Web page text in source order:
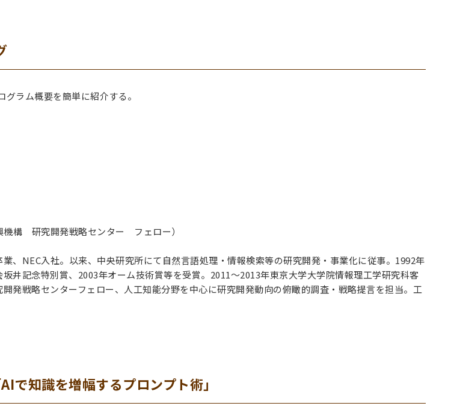
グラム概要を簡単に紹介する。
機構 研究開発戦略センター フェロー）
業、NEC入社。以来、中央研究所にて自然言語処理・情報検索等の研究開発・事業化に従事。1992年
井記念特別賞、2003年オーム技術賞等を受賞。2011～2013年東京大学大学院情報理工学研究科客
発戦略センターフェロー、人工知能分野を中心に研究開発動向の俯瞰的調査・戦略提言を担当。工
知識を増幅するプロンプト術」